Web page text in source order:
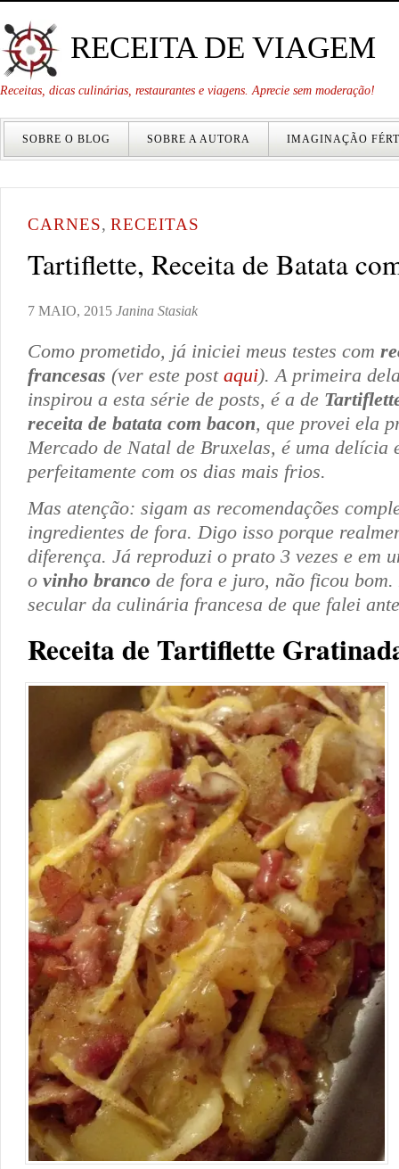
RECEITA DE VIAGEM
Receitas, dicas culinárias, restaurantes e viagens. Aprecie sem moderação!
SOBRE O BLOG SOBRE A AUTORA IMAGINAÇÃO
CARNES, RECEITAS
Tartiflette, Receita de Batata
7 MAIO, 2015 Janina Stasiak
Como prometido, já iniciei meus testes com
francesas (ver este post aqui). A primeira
inspirou a esta série de posts, é a de
receita de batata com bacon, que provei ela
Mercado de Natal de Bruxelas, é uma delícia
perfeitamente com os dias mais frios.
Mas atenção: sigam as recomendações
ingredientes de fora. Digo isso porque
diferença. Já reproduzi o prato 3 vezes e em
o vinho branco de fora e juro, não ficou bom.
secular da culinária francesa de que falei
Receita de Tartiflette